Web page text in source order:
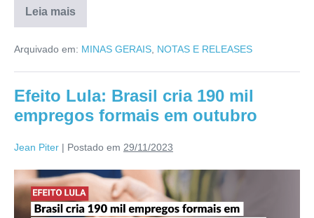
Leia mais
Arquivado em: MINAS GERAIS NOTAS E RELEASES
Efeito Lula: Brasil cria 190 mil
empregos formais em outubro
Jean Piter | Postado em 29/11/2023